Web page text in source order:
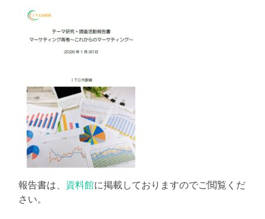
報告書は、 資料館に掲載しておりますのでご閲覧くだ
さい。